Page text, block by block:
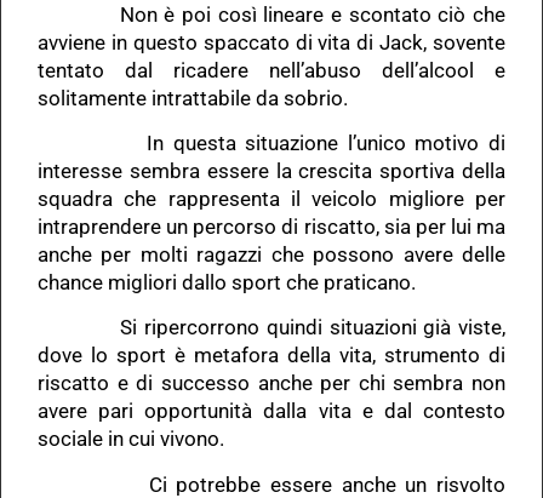
Non è poi così lineare e scontato ciò che
avviene in questo spaccato di vita di Jack, sovente
tentato dal ricadere nell’abuso dell’alcool e
solitamente intrattabile da sobrio.
In questa situazione l’unico motivo di
interesse sembra essere la crescita sportiva della
squadra che rappresenta il veicolo migliore per
intraprendere un percorso di riscatto, sia per lui ma
anche per molti ragazzi che possono avere delle
chance migliori dallo sport che praticano.
Si ripercorrono quindi situazioni già viste,
dove lo sport è metafora della vita, strumento di
riscatto e di successo anche per chi sembra non
avere pari opportunità dalla vita e dal contesto
sociale in cui vivono.
Ci potrebbe essere anche un risvolto